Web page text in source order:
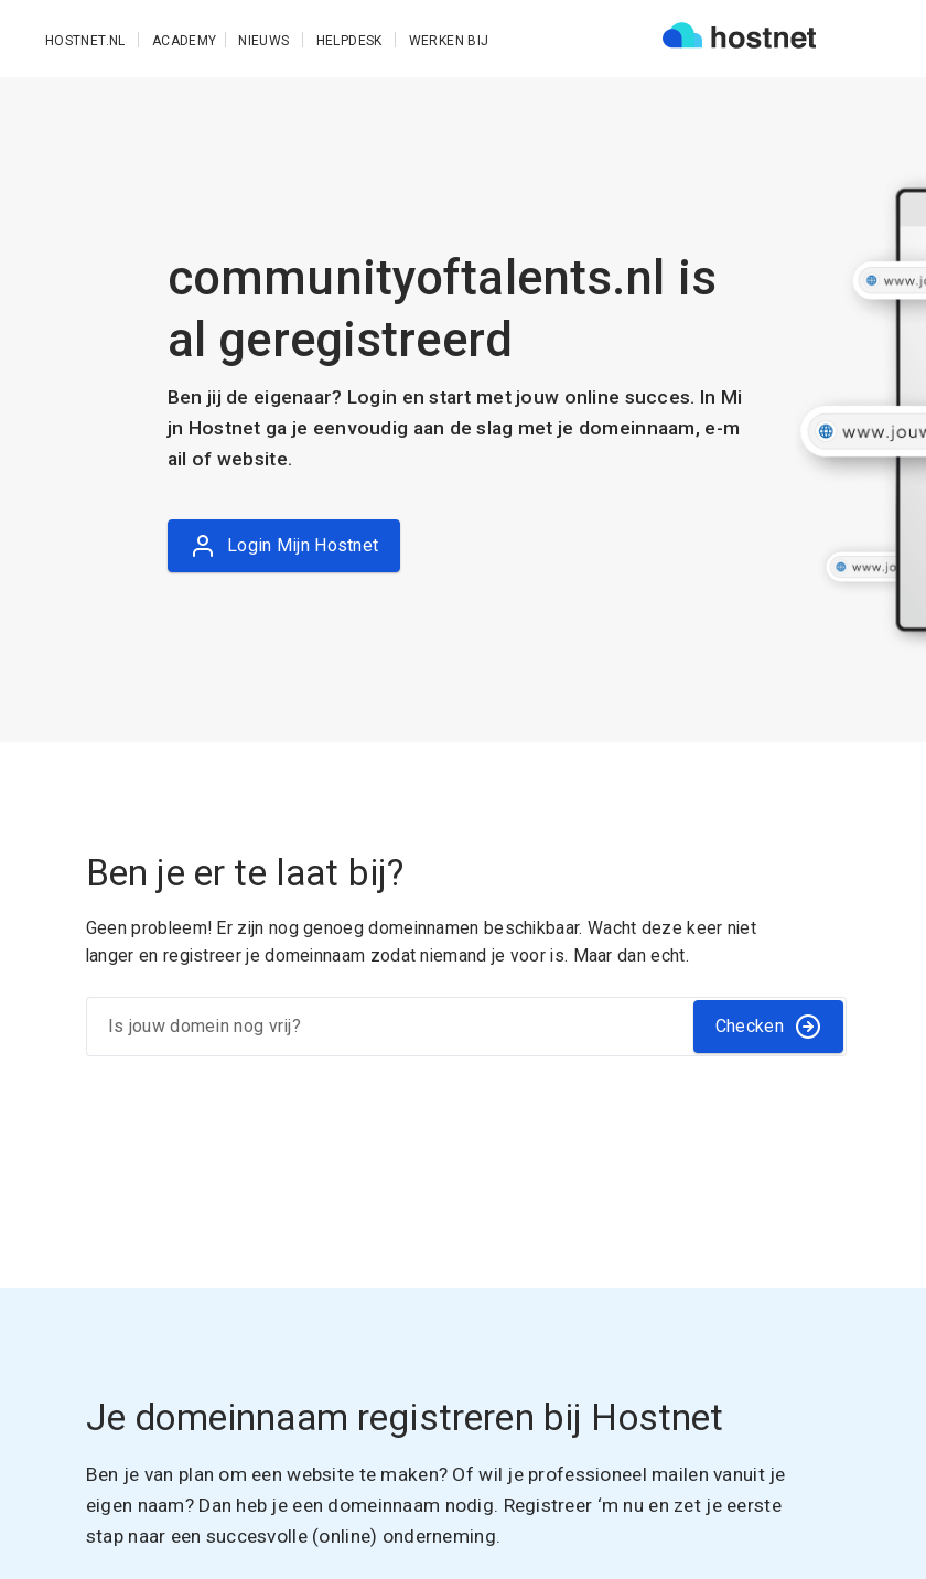
HOSTNET.NL ACADEMY NIEUWS HELPDESK WERKEN BIJ
communityoftalents.nl is
al geregistreerd
Ben jij de eigenaar? Login en start met jouw online succes. In Mi
jn Hostnet ga je eenvoudig aan de slag met je domeinnaam, e-m
ail of website.
Login Mijn Hostnet
Ben je er te laat bij?
Geen probleem! Er zijn nog genoeg domeinnamen beschikbaar. Wacht deze keer niet
langer en registreer je domeinnaam zodat niemand je voor is. Maar dan echt.
Checken
Je domeinnaam registreren bij Hostnet
Ben je van plan om een website te maken? Of wil je professioneel mailen vanuit je
eigen naam? Dan heb je een domeinnaam nodig. Registreer ‘m nu en zet je eerste
stap naar een succesvolle (online) onderneming.